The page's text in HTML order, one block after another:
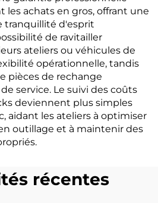
les achats en gros, offrant une
tranquillité d'esprit
de ravitailler
ateliers ou véhicules de
opérationnelle, tandis
pièces de rechange
service. Le suivi des coûts
deviennent plus simples
aidant les ateliers à optimiser
outillage et à maintenir des
récentes